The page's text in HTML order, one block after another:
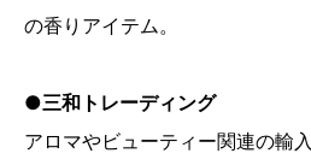
の香りアイテム。
●三和トレーディング
アロマやビューティー関連の輸